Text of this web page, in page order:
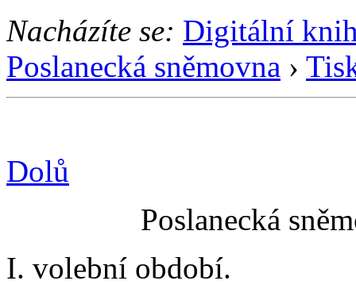
Nacházíte se: Digitální
Poslanecká sněmovna ›
Dolů
Poslanecká
I. volební období.